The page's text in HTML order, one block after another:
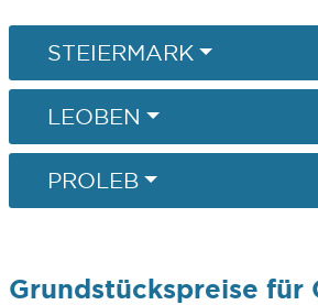
STEIERMARK
LEOBEN
PROLEB
Grundstückspreise für